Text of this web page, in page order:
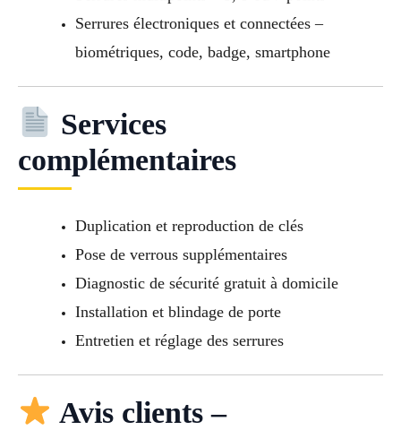
Serrures électroniques et connectées –
biométriques, code, badge, smartphone
Services
complémentaires
Duplication et reproduction de clés
Pose de verrous supplémentaires
Diagnostic de sécurité gratuit à domicile
Installation et blindage de porte
Entretien et réglage des serrures
Avis clients –